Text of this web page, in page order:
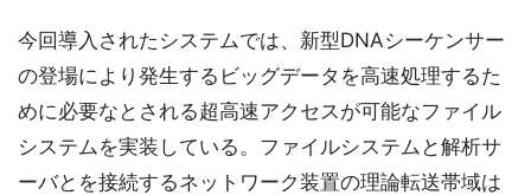
今回導入されたシステムでは、新型DNAシーケンサー
の登場により発生するビッグデータを高速処理するた
めに必要なとされる超高速アクセスが可能なファイル
システムを実装している。ファイルシステムと解析サ
ーバとを接続するネットワーク装置の理論転送帯域は